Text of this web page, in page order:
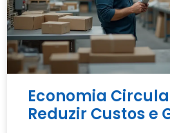
Economia
Reduzir Custos e